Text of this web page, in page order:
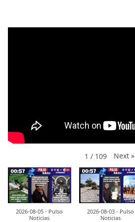
1 / 109 Next »
2026-08-05 - Pulso
Noticias
2026-08-03 - Pulso
Noticias